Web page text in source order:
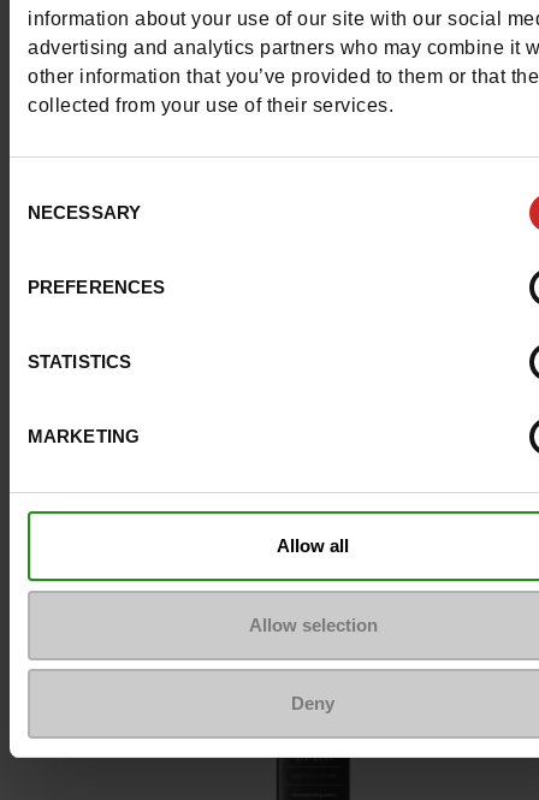
information about your use of our site with our social
advertising and analytics partners who may combine it
other information that you’ve provided to them or that
collected from your use of their services.
Selection
NECESSARY
PREFERENCES
STATISTICS
MARKETING
Allow all
Allow selection
Deny
Waterproof Non
Eco-score B
Pour les garder comme neuves